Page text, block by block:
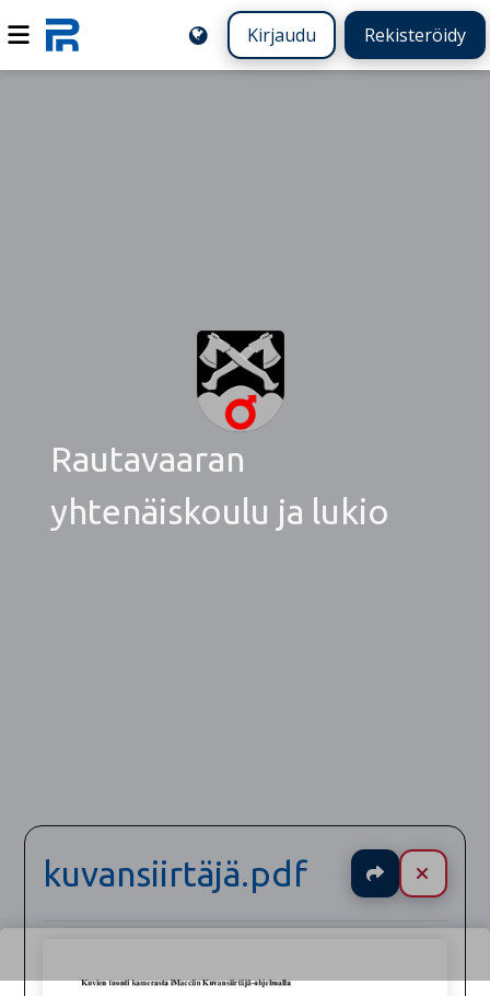
Kirjaudu Rekisteröidy
Rautavaaran
yhtenäiskoulu ja lukio
kuvansiirtäjä.pdf Jaa